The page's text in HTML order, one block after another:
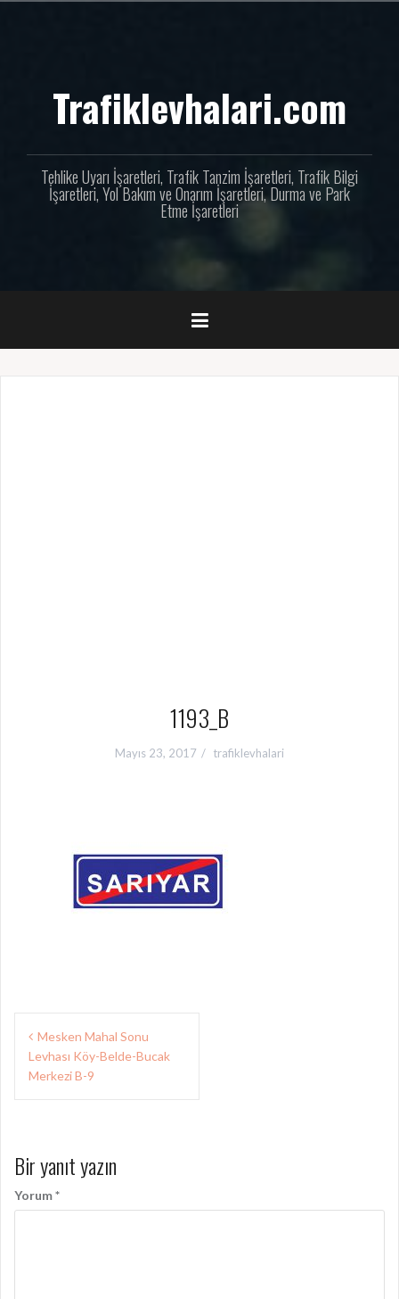
Trafiklevhalari.com
Tehlike Uyarı İşaretleri, Trafik Tanzim İşaretleri, Trafik Bilgi
İşaretleri, Yol Bakım ve Onarım İşaretleri, Durma ve Park
Etme İşaretleri
1193_B
Mayıs 23, 2017 trafiklevhalari
Yazı
gezinmesi
Mesken Mahal Sonu
Levhası Köy-Belde-Bucak
Merkezi B-9
Bir yanıt yazın
Yorum*